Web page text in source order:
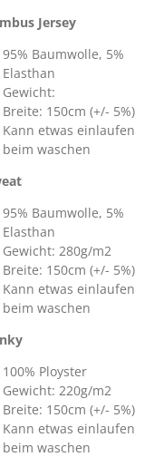
Jersey
95% Baumwolle, 5%
Elasthan
Gewicht:
Breite: 150cm (+/- 5%)
Kann etwas einlaufen
beim waschen
95% Baumwolle, 5%
Elasthan
Gewicht: 280g/m2
Breite: 150cm (+/- 5%)
Kann etwas einlaufen
beim waschen
100% Ployster
Gewicht: 220g/m2
Breite: 150cm (+/- 5%)
Kann etwas einlaufen
beim waschen